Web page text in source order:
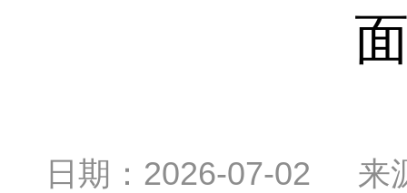
日期： 2026-07-02 来